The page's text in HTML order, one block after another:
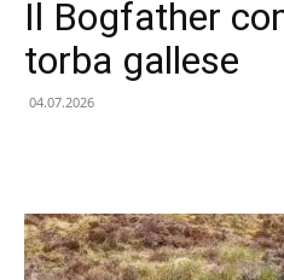
Il Bogfather
torba gallese
04.07.2026